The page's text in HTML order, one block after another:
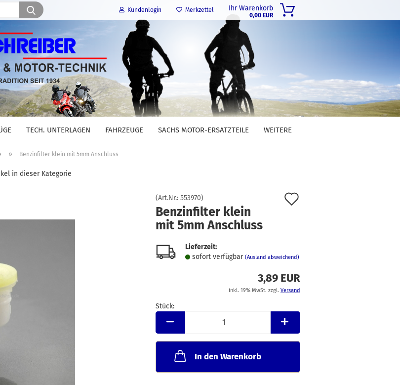
Kundenlogin
E-Mail
Passwort
Konto erstellen
Merkzettel
Suche... Ihr Warenkorb
0,00 EUR
TECH. UNTERLAGEN FAHRZEUGE SACHS MOTOR-ERSATZTEILE WEITERE
» Benzinfilter klein mit 5mm Anschluss
in dieser Kategorie
(Art.Nr.: 553970)
Benzinfilter klein
mit 5mm Anschluss
Lieferzeit:
sofort verfügbar (Ausland abweichend)
3,89 EUR
inkl. 19% MwSt. zzgl. Versand
Stück:
Stück
In den Warenkorb